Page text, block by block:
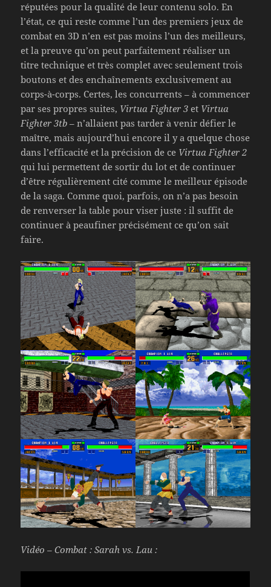
réputées pour la qualité de leur contenu solo. En
l’état, ce qui reste comme l’un des premiers jeux de
combat en 3D n’en est pas moins l’un des meilleurs,
et la preuve qu’on peut parfaitement réaliser un
titre technique et très complet avec seulement trois
boutons et des enchaînements exclusivement au
corps-à-corps. Certes, les concurrents – à commencer
par ses propres suites, Virtua Fighter 3 et Virtua
Fighter 3tb – n’allaient pas tarder à venir défier le
maître, mais aujourd’hui encore il y a quelque chose
dans l’efficacité et la précision de ce Virtua Fighter 2
qui lui permettent de sortir du lot et de continuer
d’être régulièrement cité comme le meilleur épisode
de la saga. Comme quoi, parfois, on n’a pas besoin
de renverser la table pour viser juste : il suffit de
continuer à peaufiner précisément ce qu’on sait
faire.
Vidéo – Combat : Sarah vs. Lau :